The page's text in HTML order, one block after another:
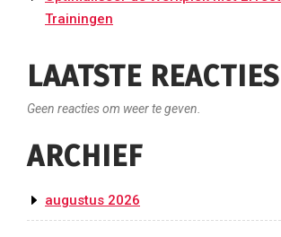
Trainingen
LAATSTE REACTIES
Geen reacties om weer te geven.
ARCHIEF
augustus 2026